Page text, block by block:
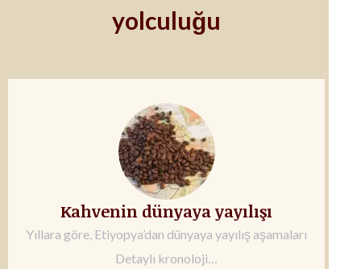
yolculuğu
Kahvenin dünyaya yayılışı
Yıllara göre, Etiyopya’dan dünyaya yayılış aşamaları
Detaylı kronoloji…